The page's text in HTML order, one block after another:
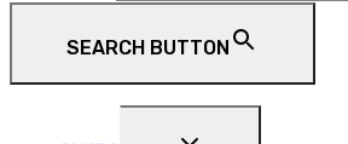
SEARCH BUTTON